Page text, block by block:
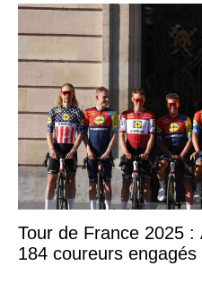
Tour de France 2025
184 coureurs engagés